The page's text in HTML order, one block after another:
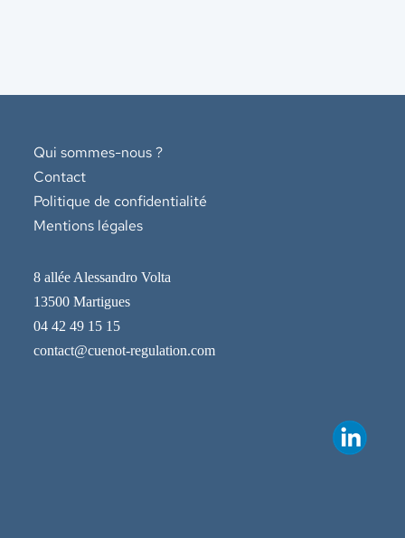
Qui sommes-nous ?
Contact
Politique de confidentialité
Mentions légales
8 allée Alessandro Volta
13500 Martigues
04 42 49 15 15
contact@cuenot-regulation.com